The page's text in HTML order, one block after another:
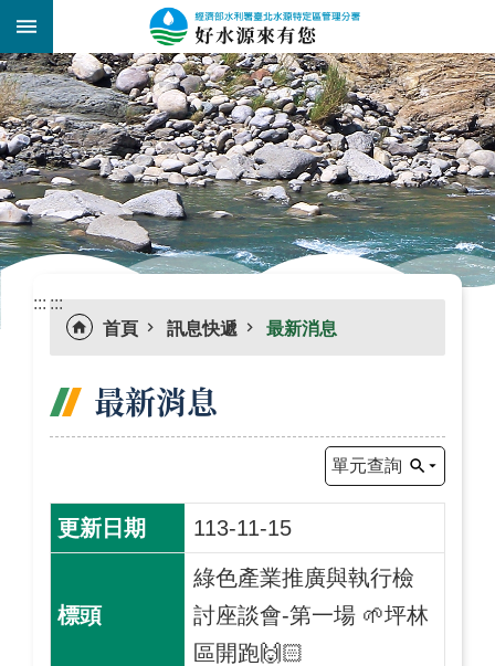
跳到主要內容區塊
::: _
::: :::
首頁
訊息快遞 最新消息
最新消息
單元查詢
113-11-15
綠色產業推廣與執行檢
討座談會-第一場 🌱坪林
區開跑🙌🏻